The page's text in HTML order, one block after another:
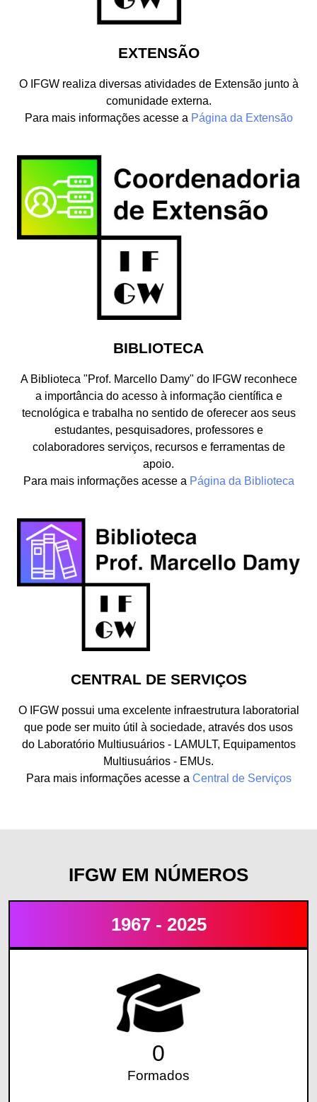
EXTENSÃO
O IFGW realiza diversas atividades de Extensão junto à
comunidade externa.
Para mais informações acesse a Página da Extensão
BIBLIOTECA
A Biblioteca "Prof. Marcello Damy" do IFGW reconhece
a importância do acesso à informação científica e
tecnológica e trabalha no sentido de oferecer aos seus
estudantes, pesquisadores, professores e
colaboradores serviços, recursos e ferramentas de
apoio.
Para mais informações acesse a Página da Biblioteca
CENTRAL DE SERVIÇOS
O IFGW possui uma excelente infraestrutura laboratorial
que pode ser muito útil à sociedade, através dos usos
do Laboratório Multiusuários - LAMULT, Equipamentos
Multiusuários - EMUs.
Para mais informações acesse a Central de Serviços
IFGW EM NÚMEROS
1967 - 2025
0
Formados